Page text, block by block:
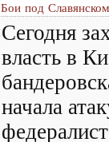
Бои под
Сегодня
власть в
начала